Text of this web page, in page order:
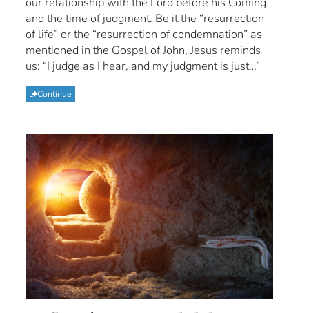
and the time of judgment. Be it the “resurrection
of life” or the “resurrection of condemnation” as
mentioned in the Gospel of John, Jesus reminds
us: “I judge as I hear, and my judgment is just…”
Continue